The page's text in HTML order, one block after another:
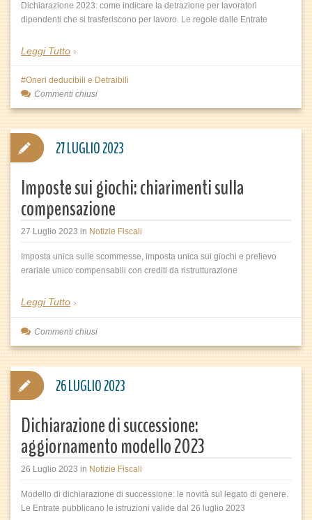
Dichiarazione 2023: come indicare la detrazione per lavoratori
dipendenti che si trasferiscono per lavoro. Le regole dalle Entrate
Leggi Tutto
Oneri deducibili e Detraibili
Commenti chiusi
Imposte sui giochi: chiarimenti sulla
compensazione
27 Luglio 2023 in Notizie Fiscali
Imposta unica sulle scommesse, imposta unica sui giochi e prelievo
erariale unico compensabili con crediti da ristrutturazione
Leggi Tutto
27 LUGLIO 2023
Commenti chiusi
Dichiarazione di successione:
aggiornamento modello 2023
26 Luglio 2023 in Notizie Fiscali
Modello di dichiarazione di successione: le novità sul legato di genere.
Le Entrate pubblicano le istruzioni valide dal 26 luglio 2023
26 LUGLIO 2023